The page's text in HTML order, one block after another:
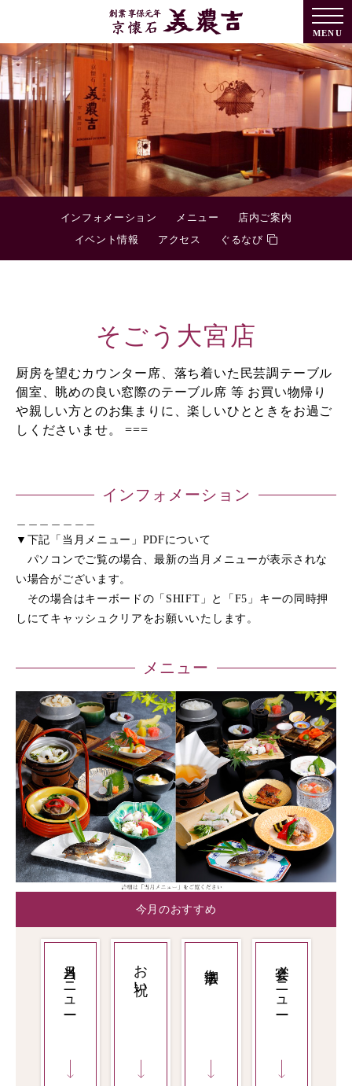
MENU
インフォメーション メニュー
店内ご案内
イベント情報
アクセス ぐるなび
そごう大宮店
厨房を望むカウンター席、落ち着いた民芸調テーブル
個室、眺めの良い窓際のテーブル席 等 お買い物帰り
や親しい方とのお集まりに、楽しいひとときをお過ご
しくださいませ。 ===
インフォメーション
▼下記「当月メニュー」PDFについて
パソコンでご覧の場合、最新の当月メニューが表示されな
い場合がございます。
その場合はキーボードの「SHIFT」と「F5」キーの同時押
しにてキャッシュクリアをお願いいたします。
メニュー
今月のおすすめ
当月メニュー お祝い 宴会メニュー